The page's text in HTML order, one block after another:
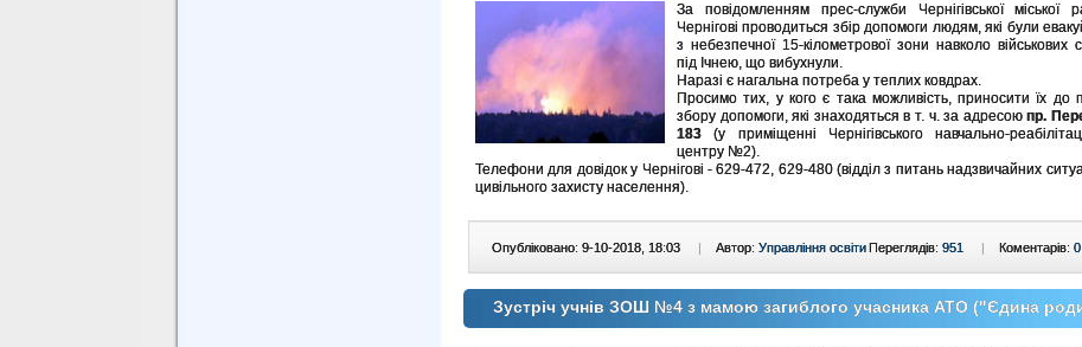
За повідомленням прес-служби Чернігівської міської
Чернігові проводиться збір допомоги людям, які були
з небезпечної 15-кілометрової зони навколо військових
під Ічнею, що вибухнули.
Наразі є нагальна потреба у теплих ковдрах.
Просимо тих, у кого є така можливість, приносити їх до
збору допомоги, які знаходяться в т. ч. за адресоюпр.
183 (у приміщенні Чернігівського навчально-
центру №2).
Телефони для довідок у Чернігові - 629-472, 629-480 (відділ з питань надзвичайних
цивільного захисту населення).
Опубліковано: 9-10-2018, 18:03 | Автор: Управління освіти Коментарів: 0
Переглядів: 951 |
Зустріч учнів ЗОШ №4 з мамою загиблого учасника АТО ("Єдина